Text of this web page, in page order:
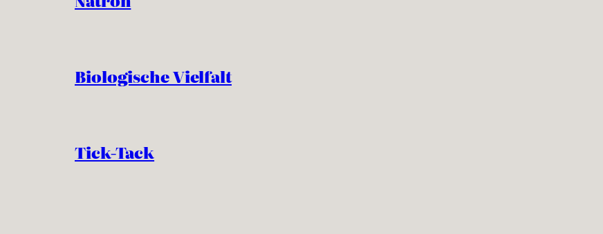
Biologische Vielfalt
Tick-Tack